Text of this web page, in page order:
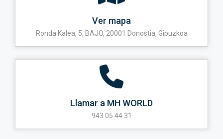
Ver mapa
Ronda Kalea, 5, BAJO, 20001 Donostia, Gipuzkoa
Llamar a MH WORLD
943 05 44 31